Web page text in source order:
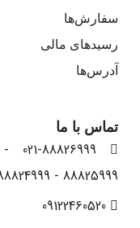
سفارش‌ها
رسیدهای مالی
آدرس‌ها
تماس با ما
88825999 - 021-88824999